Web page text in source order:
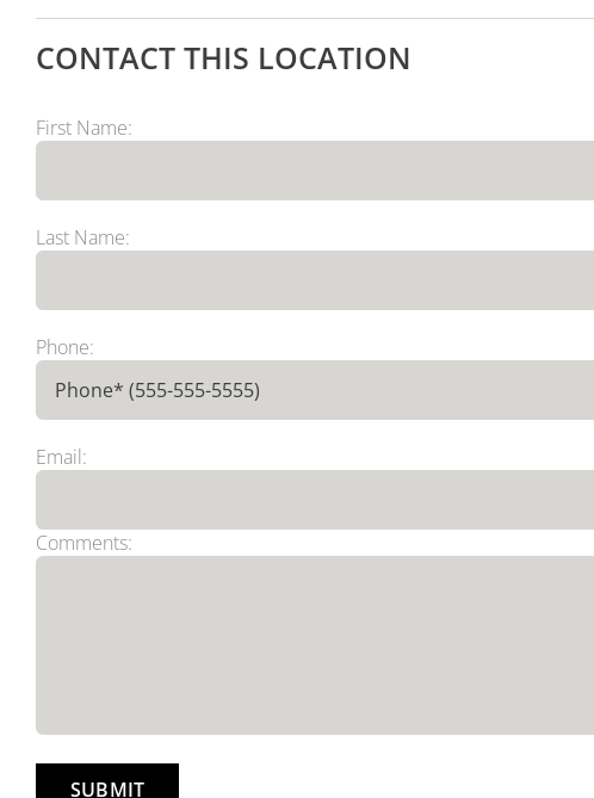
CONTACT THIS LOCATION
First Name:
Last Name:
Phone:
Email:
Comments: